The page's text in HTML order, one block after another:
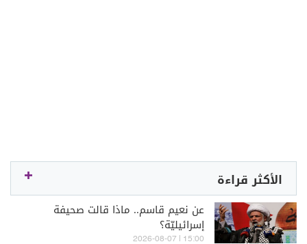
الأكثر قراءة
عن نعيم قاسم.. ماذا قالت صحيفة
إسرائيليّة؟
15:00 | 2026-08-07